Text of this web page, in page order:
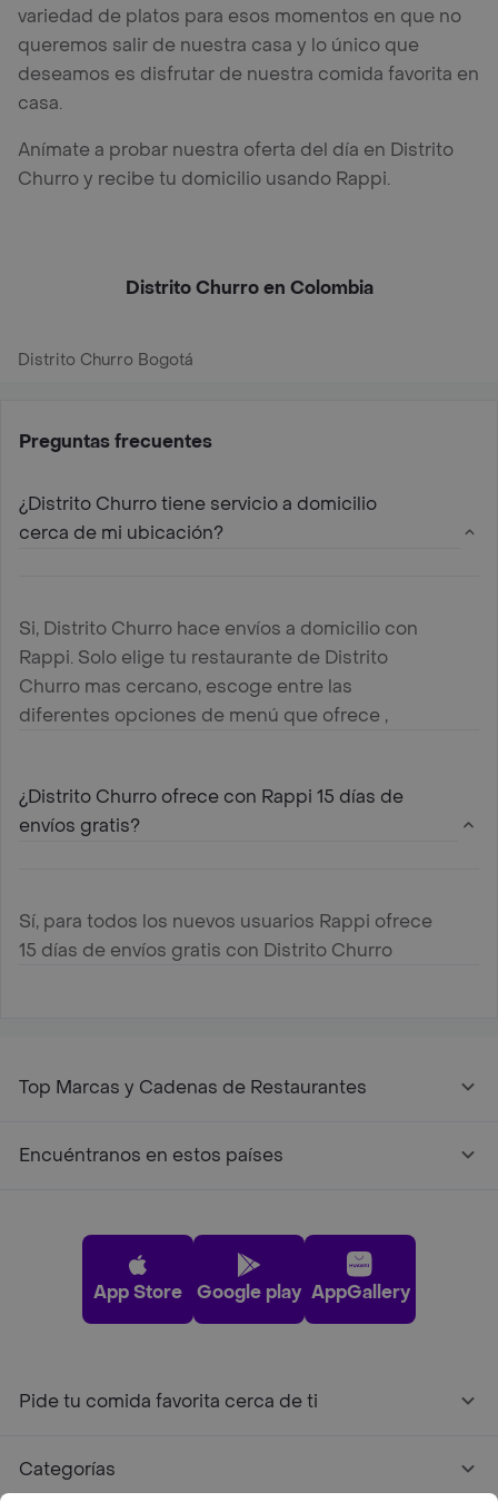
variedad de platos para esos momentos en que no
queremos salir de nuestra casa y lo único que
deseamos es disfrutar de nuestra comida favorita en
casa.
Anímate a probar nuestra oferta del día en Distrito
Churro y recibe tu domicilio usando Rappi.
Distrito Churro en Colombia
Distrito Churro Bogotá
Preguntas frecuentes
¿Distrito Churro tiene servicio a domicilio
cerca de mi ubicación?
Si, Distrito Churro hace envíos a domicilio con
Rappi. Solo elige tu restaurante de Distrito
Churro mas cercano, escoge entre las
diferentes opciones de menú que ofrece ,
¿Distrito Churro ofrece con Rappi 15 días de
envíos gratis?
Sí, para todos los nuevos usuarios Rappi ofrece
15 días de envíos gratis con Distrito Churro
Top Marcas y Cadenas de Restaurantes
Encuéntranos en estos países
App Store Google play AppGallery
Pide tu comida favorita cerca de ti
Categorías